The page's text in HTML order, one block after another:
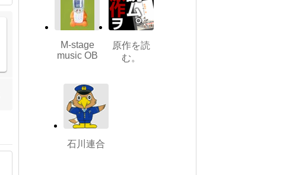
M-stage
music OB
原作を読
む。
石川連合